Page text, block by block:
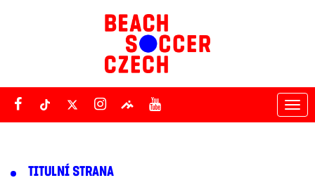
TITULNÍ STRANA